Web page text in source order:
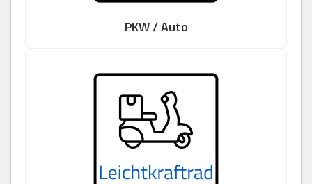
PKW / Auto